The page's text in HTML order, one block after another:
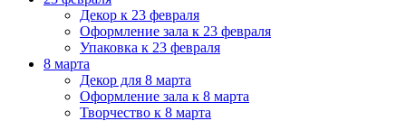
Декор к 23 февраля
Оформление зала к 23 февраля
Упаковка к 23 февраля
8 марта
Декор для 8 марта
Оформление зала к 8 марта
Творчество к 8 марта